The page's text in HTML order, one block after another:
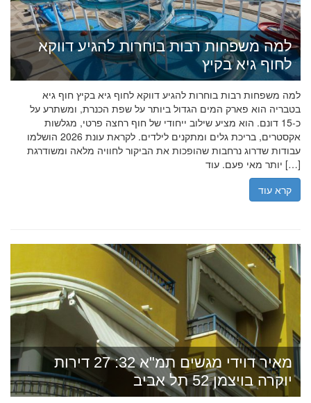
למה משפחות רבות בוחרות להגיע דווקא
לחוף גיא בקיץ
למה משפחות רבות בוחרות להגיע דווקא לחוף גיא בקיץ חוף גיא
בטבריה הוא פארק המים הגדול ביותר על שפת הכנרת, ומשתרע על
כ-15 דונם. הוא מציע שילוב ייחודי של חוף רחצה פרטי, מגלשות
אקסטרים, בריכת גלים ומתקנים לילדים. לקראת עונת 2026 הושלמו
עבודות שדרוג נרחבות שהופכות את הביקור לחוויה מלאה ומשודרגת
יותר מאי פעם. עוד […]
קרא עוד
מאיר דוידי מגשים תמ"א 32: 27 דירות
יוקרה בויצמן 52 תל אביב